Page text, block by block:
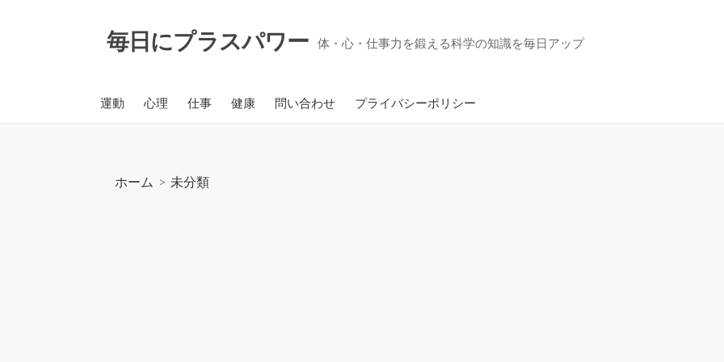
毎日にプラスパワー 体・心・仕事力を鍛える科学の知識を毎日アップ
運動 心理 仕事 健康 問い合わせ プライバシーポリシー
ホーム > 未分類